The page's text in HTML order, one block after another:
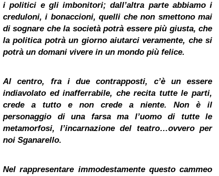
i politici e gli imbonitori; dall’altra parte abbiamo i
creduloni, i bonaccioni, quelli che non smettono mai
di sognare che la società potrà essere più giusta, che
la politica potrà un giorno aiutarci veramente, che si
potrà un domani vivere in un mondo più felice.
Al centro, fra i due contrapposti, c’è un essere
indiavolato ed inafferrabile, che recita tutte le parti,
crede a tutto e non crede a niente. Non è il
personaggio di una farsa ma l’uomo di tutte le
metamorfosi, l’incarnazione del teatro…ovvero per
noi Sganarello.
Nel rappresentare immodestamente questo cammeo